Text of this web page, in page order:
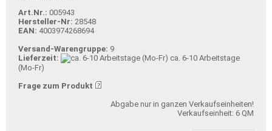
Art.Nr.: 005943
Hersteller-Nr: 28548
EAN: 4003974268694
Versand-Warengruppe: 9
Lieferzeit:
ca. 6-10 Arbeitstage
(Mo-Fr)
Frage zum Produkt
Abgabe nur in ganzen Verkaufseinheiten!
Verkaufseinheit: 6 QM